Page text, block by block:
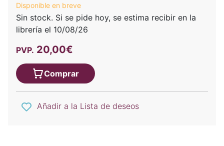
Disponible en breve
Sin stock. Si se pide hoy, se estima recibir en la
librería el 10/08/26
PVP. 20,00€
Comprar
Añadir a la Lista de deseos